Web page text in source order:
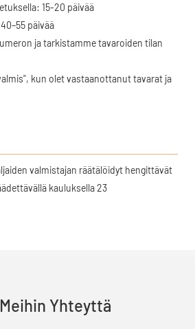
15-20 päivää
päivää
ja tarkistamme tavaroiden tilan
kun olet vastaanottanut tavarat ja
Yhteyttä